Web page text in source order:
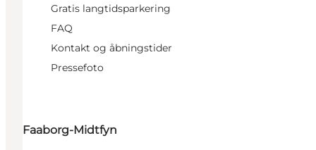
Gratis langtidsparkering
FAQ
Kontakt og åbningstider
Pressefoto
Faaborg-Midtfyn